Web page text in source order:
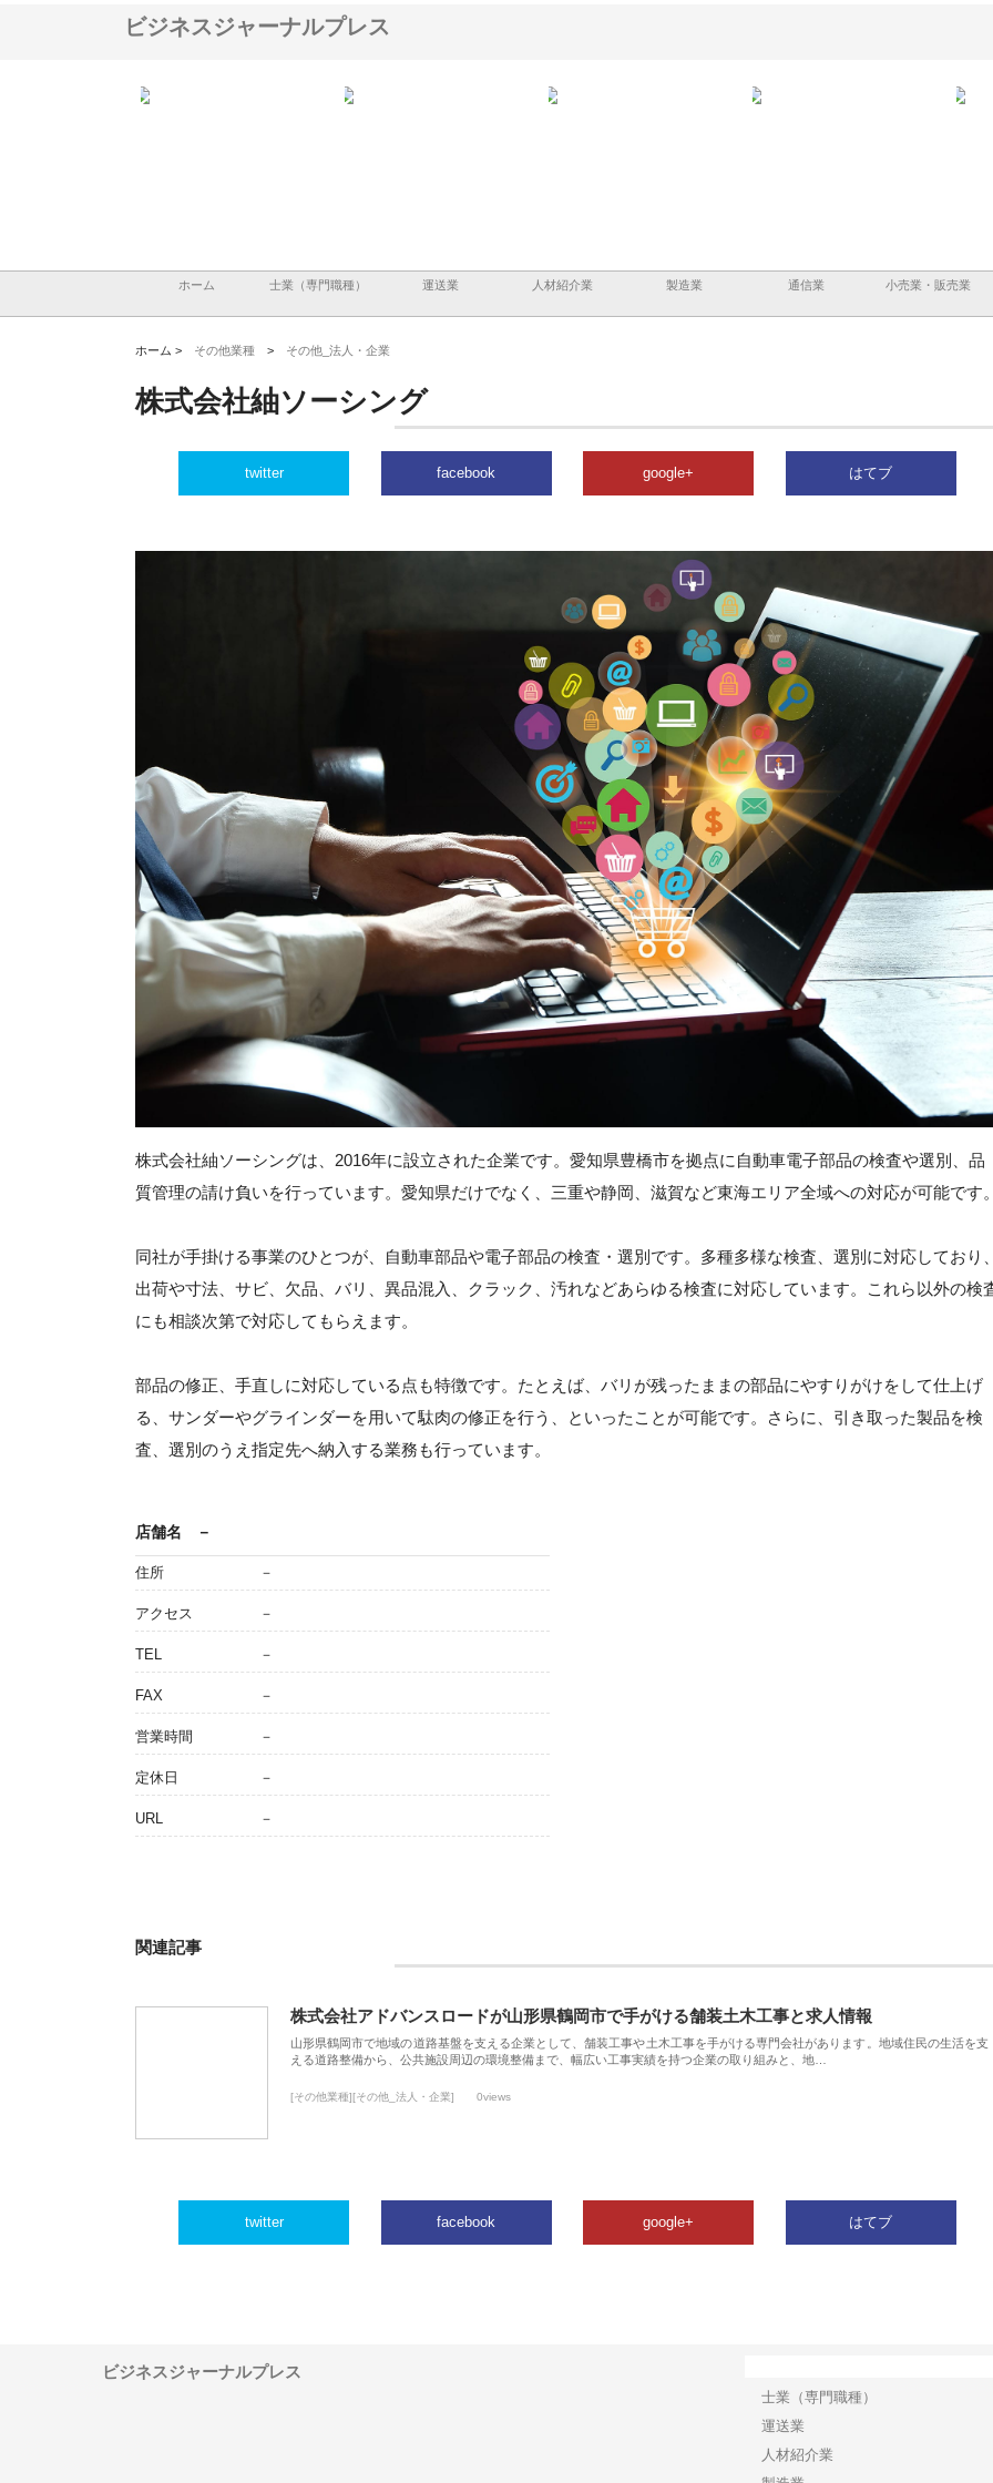
ビジネスジャーナルプレス
ホーム 士業（専門職種） 運送業 人材紹介業 製造業 通信業 小売業・販売業
ホーム > その他業種 > その他_法人・企業
株式会社紬ソーシング
twitter facebook google+ はてブ
株式会社紬ソーシングは、2016年に設立された企業です。愛知県豊橋市を拠点に自動車電子部品の検査や選別、品
質管理の請け負いを行っています。愛知県だけでなく、三重や静岡、滋賀など東海エリア全域への対応が可能です。
同社が手掛ける事業のひとつが、自動車部品や電子部品の検査・選別です。多種多様な検査、選別に対応しており、
出荷や寸法、サビ、欠品、バリ、異品混入、クラック、汚れなどあらゆる検査に対応しています。これら以外の検
にも相談次第で対応してもらえます。
部品の修正、手直しに対応している点も特徴です。たとえば、バリが残ったままの部品にやすりがけをして仕上げ
る、サンダーやグラインダーを用いて駄肉の修正を行う、といったことが可能です。さらに、引き取った製品を検
査、選別のうえ指定先へ納入する業務も行っています。
店舗名 －
住所 －
アクセス －
TEL －
FAX －
営業時間 －
定休日 －
URL －
関連記事
株式会社アドバンスロードが山形県鶴岡市で手がける舗装土木工事と求人情報
山形県鶴岡市で地域の道路基盤を支える企業として、舗装工事や土木工事を手がける専門会社があります。地域住民の生活を支
える道路整備から、公共施設周辺の環境整備まで、幅広い工事実績を持つ企業の取り組みと、地…
[その他業種][その他_法人・企業] 0views
twitter facebook google+ はてブ
ビジネスジャーナルプレス
士業（専門職種）
運送業
人材紹介業